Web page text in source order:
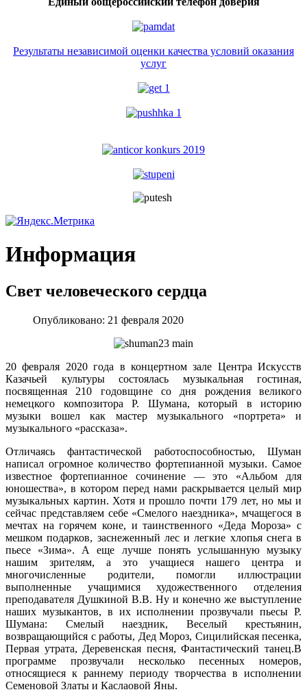
Результаты независимой оценки качества условий оказания
услуг
Информация
Свет человеческого сердца
Опубликовано: 21 февраля 2020
20 февраля 2020 года в концертном зале Центра Искусств
Казачьей культуры состоялась музыкальная гостиная,
посвященная 210 годовщине со дня рождения великого
немецкого композитора Р. Шумана, который в историю
музыки вошел как мастер музыкального «портрета» и
музыкального «рассказа».
Отличаясь фантастической работоспособностью, Шуман
написал огромное количество фортепианной музыки. Самое
известное фортепианное сочинение — это «Альбом для
юношества», в котором перед нами раскрывается целый мир
музыкальных картин. Хотя и прошло почти 179 лет, но мы и
сейчас представляем себе «Смелого наездника», мчащегося в
мечтах на горячем коне, и таинственного «Деда Мороза» с
мешком подарков, заснеженный лес и легкие хлопья снега в
пьесе «Зима». А еще лучше понять услышанную музыку
нашим зрителям, а это учащиеся нашего центра и
многочисленные родители, помогли иллюстрации
выполненные учащимися художественного отделения
преподавателя Душкиной В.В. Ну и конечно же выступление
наших музыкантов, в их исполнении прозвучали пьесы Р.
Шумана: Смелый наездник, Веселый крестьянин,
возвращающийся с работы, Дед Мороз, Сицилийская песенка,
Первая утрата, Деревенская песня, Фантастический танец.В
программе прозвучали несколько песенных номеров,
относящиеся к раннему периоду творчества в исполнении
Семеновой Златы и Каслаовой Яны.